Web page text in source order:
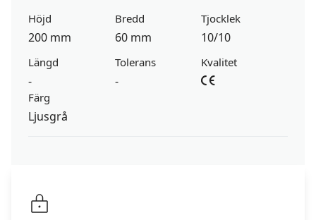
Höjd
200 mm
Bredd
60 mm
Tjocklek
10/10
Längd
-
Tolerans
-
Kvalitet
Färg
Ljusgrå